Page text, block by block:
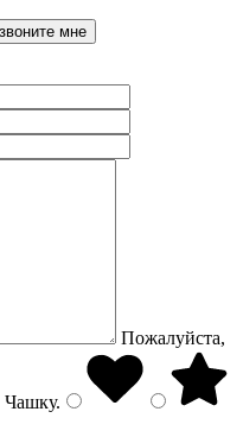
Пожалуйста,
Чашку.